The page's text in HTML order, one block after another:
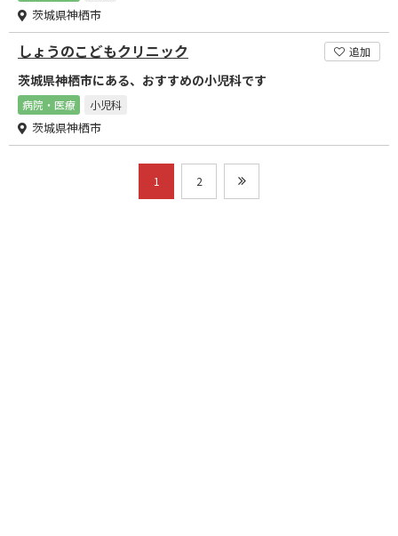
茨城県神栖市
しょうのこどもクリニック 追加
茨城県神栖市にある、おすすめの小児科です
病院・医療 小児科
茨城県神栖市
1 2